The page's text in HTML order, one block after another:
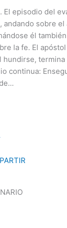
El episodio del
sobre
él
la fe. El
hundirse,
continua: